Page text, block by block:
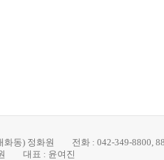
화동) 정화원
전화 : 042-349-8800,
대표 : 윤여진